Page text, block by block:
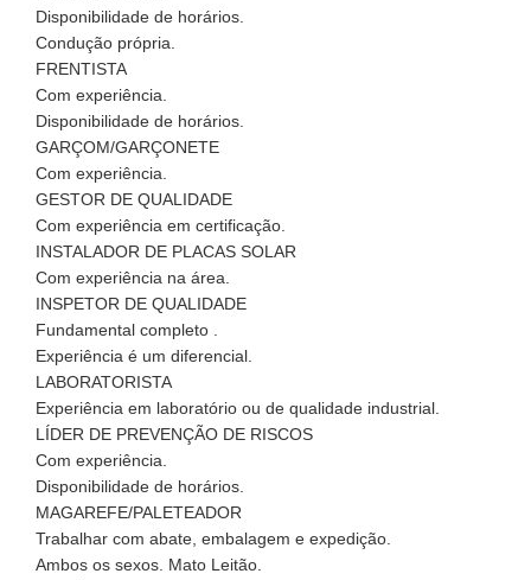
Disponibilidade de horários.
Condução própria.
FRENTISTA
Com experiência.
Disponibilidade de horários.
GARÇOM/GARÇONETE
Com experiência.
GESTOR DE QUALIDADE
Com experiência em certificação.
INSTALADOR DE PLACAS SOLAR
Com experiência na área.
INSPETOR DE QUALIDADE
Fundamental completo .
Experiência é um diferencial.
LABORATORISTA
Experiência em laboratório ou de qualidade industrial.
LÍDER DE PREVENÇÃO DE RISCOS
Com experiência.
Disponibilidade de horários.
MAGAREFE/PALETEADOR
Trabalhar com abate, embalagem e expedição.
Ambos os sexos. Mato Leitão.